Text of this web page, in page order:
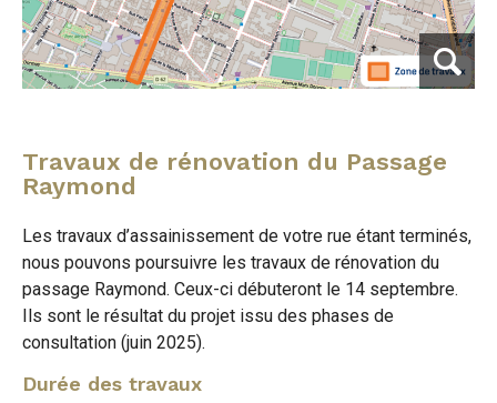
Travaux de rénovation du Passage
Raymond
Les travaux d’assainissement de votre rue étant terminés,
nous pouvons poursuivre les travaux de rénovation du
passage Raymond. Ceux-ci débuteront le 14 septembre.
Ils sont le résultat du projet issu des phases de
consultation (juin 2025).
Durée des travaux